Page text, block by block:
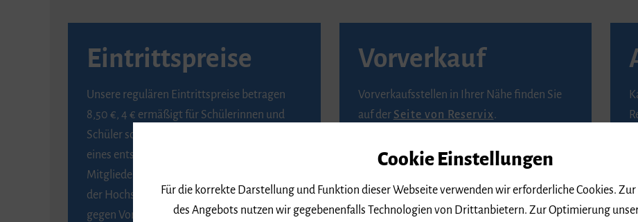
Eintrittspreise
Unsere regulären Eintrittspreise betragen
8,50 €, 4 € ermäßigt für Schülerinnen und
Schüler sowie Studierende gegen Vorlage
eines entsprechenden Nachweises, 6 € für
Mitglieder der Gesellschaft zur Förderung
der Hochschule für Musik Freiburg e. V.
gegen Vorlage des Mitgliedsausweises.
Vorverkauf
Vorverkaufsstellen in Ihrer Nähe finden Sie
auf der Seite von Reservix.
BZ-Kartenservice Freiburg
79098 Freiburg
Telefon 0761 4968888 (Reservierungen sind
Cookie Einstellungen
Für die korrekte Darstellung und Funktion dieser Webseite verwenden wir erforderliche Cookies.
des Angebots nutzen wir gegebenenfalls Technologien von Drittanbietern. Zur Optimierung